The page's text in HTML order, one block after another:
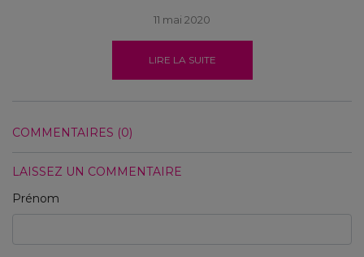
11 mai 2020
LIRE LA SUITE
COMMENTAIRES (0)
LAISSEZ UN COMMENTAIRE
Prénom